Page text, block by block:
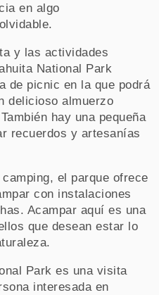
en algo
y las actividades
National Park
de picnic en la que podrá
delicioso almuerzo
hay una pequeña
recuerdos y artesanías
el parque ofrece
con instalaciones
Acampar aquí es una
que desean estar lo
Park es una visita
interesada en